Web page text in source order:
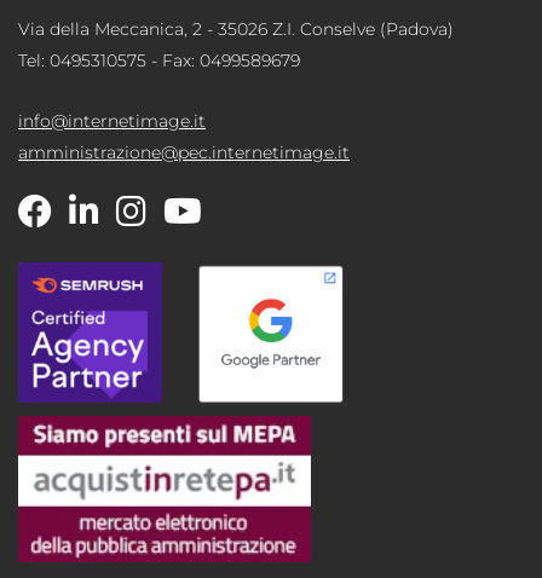
Via della Meccanica, 2 - 35026 Z.I. Conselve (Padova)
Tel: 0495310575 - Fax: 0499589679
info@internetimage.it
amministrazione@pec.internetimage.it